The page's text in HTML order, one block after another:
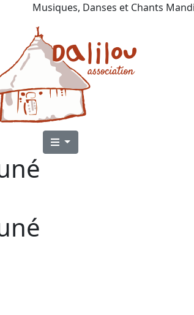
Musiques, Danses et Chants